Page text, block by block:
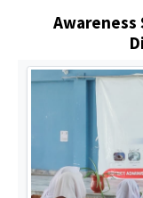
Awareness